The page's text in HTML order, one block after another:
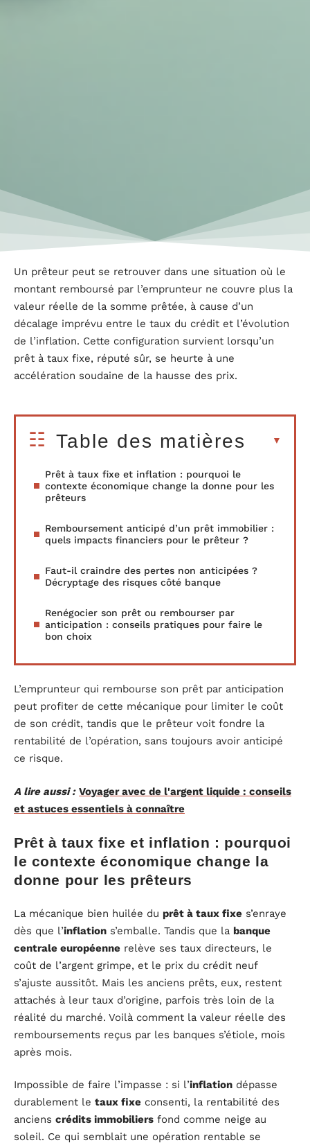
Un prêteur peut se retrouver dans une situation où le
montant remboursé par l’emprunteur ne couvre plus la
valeur réelle de la somme prêtée, à cause d’un
décalage imprévu entre le taux du crédit et l’évolution
de l’inflation. Cette configuration survient lorsqu’un
prêt à taux fixe, réputé sûr, se heurte à une
accélération soudaine de la hausse des prix.
Table des matières
Prêt à taux fixe et inflation : pourquoi le
contexte économique change la donne pour les
prêteurs
Remboursement anticipé d’un prêt immobilier :
quels impacts financiers pour le prêteur ?
Faut-il craindre des pertes non anticipées ?
Décryptage des risques côté banque
Renégocier son prêt ou rembourser par
anticipation : conseils pratiques pour faire le
bon choix
L’emprunteur qui rembourse son prêt par anticipation
peut profiter de cette mécanique pour limiter le coût
de son crédit, tandis que le prêteur voit fondre la
rentabilité de l’opération, sans toujours avoir anticipé
ce risque.
A lire aussi : Voyager avec de l'argent liquide : conseils
et astuces essentiels à connaître
Prêt à taux fixe et inflation : pourquoi
le contexte économique change la
donne pour les prêteurs
La mécanique bien huilée du prêt à taux fixe s’enraye
dès que l’inflation s’emballe. Tandis que la banque
centrale européenne relève ses taux directeurs, le
coût de l’argent grimpe, et le prix du crédit neuf
s’ajuste aussitôt. Mais les anciens prêts, eux, restent
attachés à leur taux d’origine, parfois très loin de la
réalité du marché. Voilà comment la valeur réelle des
remboursements reçus par les banques s’étiole, mois
après mois.
Impossible de faire l’impasse : si l’inflation dépasse
durablement le taux fixe consenti, la rentabilité des
anciens crédits immobiliers fond comme neige au
soleil. Ce qui semblait une opération rentable se